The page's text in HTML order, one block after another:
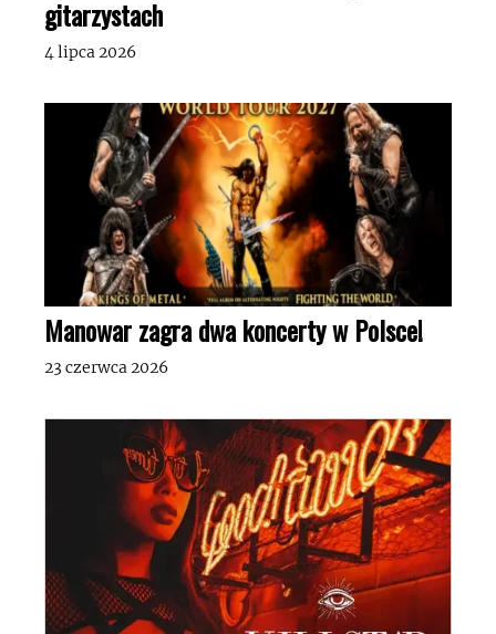
gitarzystach
4 lipca 2026
Manowar zagra dwa koncerty w Polsce!
23 czerwca 2026